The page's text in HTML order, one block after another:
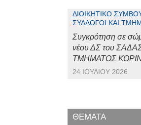
ΔΙΟΙΚΗΤΙΚΌ
ΣΎΛΛΟΓΟΙ ΚΑΙ
Συγκρότηση σε
νέου ΔΣ του
ΤΜΗΜΑΤΟΣ
24 ΙΟΥΛΊΟΥ 2026
ΘΕΜΑΤΑ